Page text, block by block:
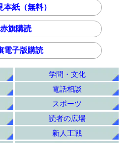
本紙（無料）
赤旗購読
電子版購読
学問・文化
電話相談
スポーツ
読者の広場
新人王戦